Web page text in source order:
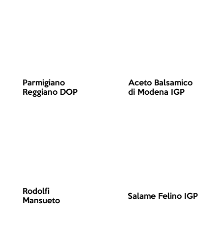
Aceto Balsamico
di Modena IGP
Parmigiano
Reggiano DOP
Salame Felino IGP
Rodolfi
Mansueto